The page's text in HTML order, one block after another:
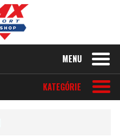
MENU
KATEGÓRIE